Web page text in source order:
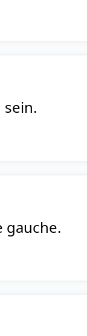
sein.
gauche.